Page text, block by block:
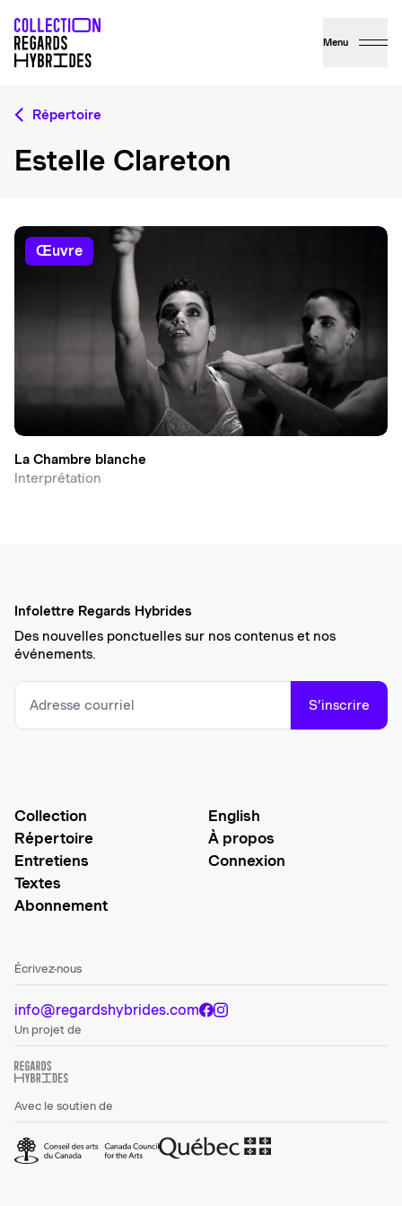
Menu
Répertoire
Estelle Clareton
œuvre
La Chambre blanche
Interprétation
Infolettre Regards Hybrides
Des nouvelles ponctuelles sur nos contenus et nos
événements.
S’inscrire
Collection
Répertoire
Entretiens
Textes
Abonnement
English
À propos
Connexion
Écrivez-nous
info@regardshybrides.com
Un projet de
Avec le soutien de